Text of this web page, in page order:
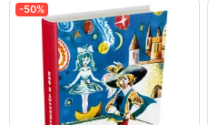
-50%